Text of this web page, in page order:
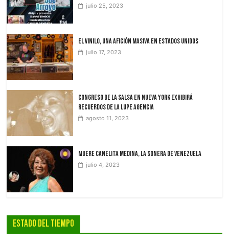
julio 25, 2023
El vinilo, una afición masiva en Estados Unidos
julio 17, 2023
Congreso de la Salsa en Nueva York exhibirá
recuerdos de La Lupe Agencia
agosto 11, 2023
Muere Canelita Medina, la sonera de Venezuela
julio 4, 2023
Estado Del Tiempo